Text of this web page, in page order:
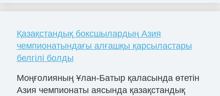
Қазақстандық боксшылардың Азия
чемпионатындағы алғашқы қарсыластары
белгілі болды
Моңғолияның Ұлан-Батыр қаласында өтетін
Азия чемпионаты аясында қазақстандық